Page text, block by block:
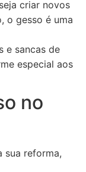
criar novos
o gesso é uma
e sancas de
especial aos
no
sua reforma,